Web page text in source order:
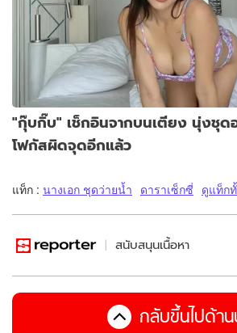
"กุ๊บกิ๊บ" เช็กอินจากบนเตียง นุ่งชุด
โฟกัสผิดจุดอีกแล้ว
แท็ก : นางเอก ชุดว่ายน้ำ ดาราเซ็กซี่ ดูแท็ก
สนับสนุนเนื้อหา
กลับขึ้นไปด้า